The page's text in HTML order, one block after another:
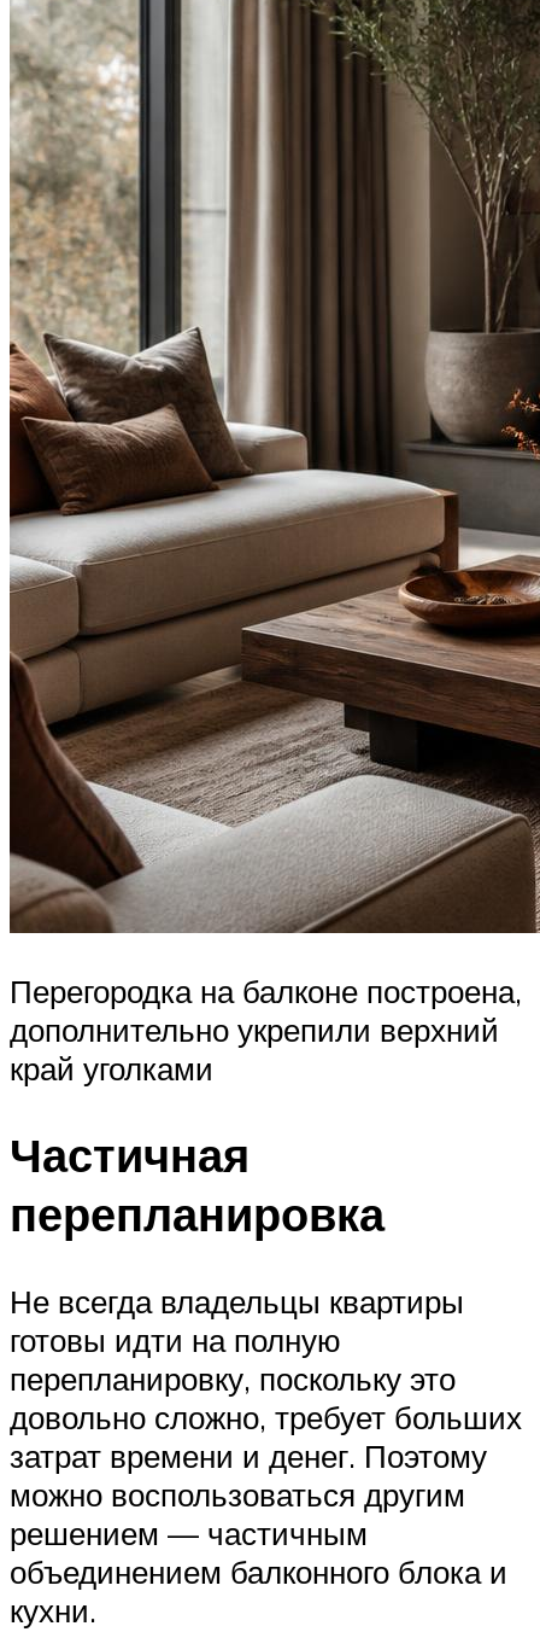
Перегородка на балконе построена,
дополнительно укрепили верхний
край уголками
Частичная
перепланировка
Не всегда владельцы квартиры
готовы идти на полную
перепланировку, поскольку это
довольно сложно, требует больших
затрат времени и денег. Поэтому
можно воспользоваться другим
решением — частичным
объединением балконного блока и
кухни.